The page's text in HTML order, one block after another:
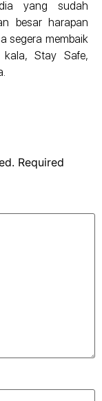
yang sudah
besar harapan
segera membaik
Stay Safe,
Required